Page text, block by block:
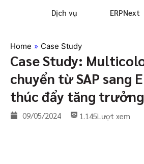
Dịch vụ ERPNext
Home » Case Study
Case Study:
chuyển từ SAP sang
thúc đẩy tăng trưởng
09/05/2024 Lượt xem
1.145